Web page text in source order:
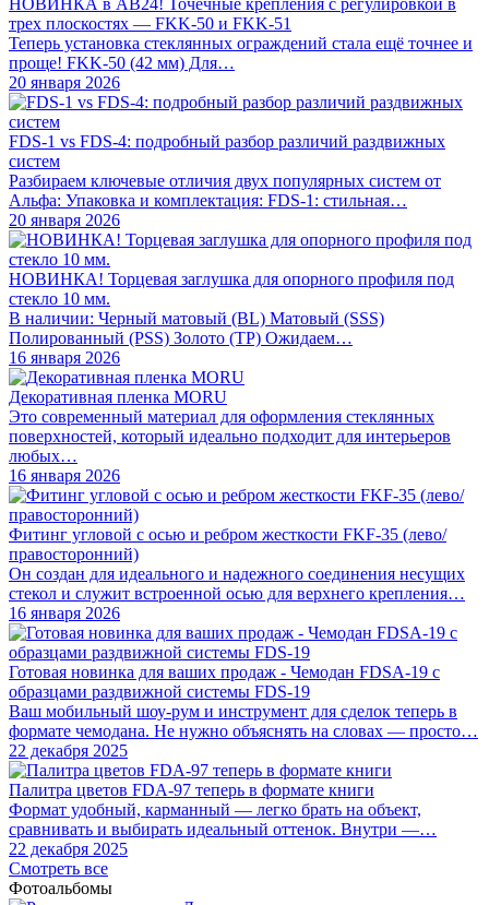
НОВИНКА в АВ24! Точечные крепления с регулировкой в
трех плоскостях — FKK-50 и FKK-51
Теперь установка стеклянных ограждений стала ещё точнее и
проще! FKK-50 (42 мм) Для…
20 января 2026
FDS-1 vs FDS-4: подробный разбор различий раздвижных
систем
Разбираем ключевые отличия двух популярных систем от
Альфа: Упаковка и комплектация: FDS-1: стильная…
20 января 2026
НОВИНКА! Торцевая заглушка для опорного профиля под
стекло 10 мм.
В наличии: Черный матовый (BL) Матовый (SSS)
Полированный (PSS) Золото (TP) Ожидаем…
16 января 2026
Декоративная пленка MORU
Это современный материал для оформления стеклянных
поверхностей, который идеально подходит для интерьеров
любых…
16 января 2026
Фитинг угловой с осью и ребром жесткости FKF-35 (лево/
правосторонний)
Он создан для идеального и надежного соединения несущих
стекол и служит встроенной осью для верхнего крепления…
16 января 2026
Готовая новинка для ваших продаж - Чемодан FDSA-19 с
образцами раздвижной системы FDS‑19
Ваш мобильный шоу-рум и инструмент для сделок теперь в
формате чемодана. Не нужно объяснять на словах — просто…
22 декабря 2025
Палитра цветов FDA-97 теперь в формате книги
Формат удобный, карманный — легко брать на объект,
сравнивать и выбирать идеальный оттенок. Внутри —…
22 декабря 2025
Смотреть все
Фотоальбомы